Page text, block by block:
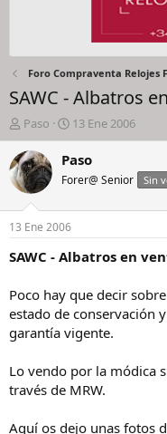
Foro Compraventa Relojes
SAWC - Albatros
I
n
i
c
i
a
d
o
r
l
h
i
o
Paso
F
e
c
a
i
n
i
o
13 Ene 2006
Paso
Forer@ Senior Sin
13 Ene 2006
SAWC - Albatros en
Poco hay que decir
estado de conservación
garantía vigente.
Lo vendo por la módica
través de MRW.
Aquí os dejo unas fotos